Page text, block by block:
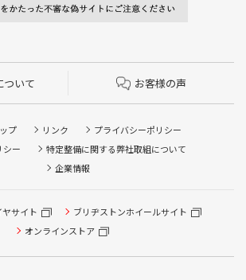
ついて お客様の声
プ リンク
プライバシーポリシー
シー
特定整備に関する弊社取組について
企業情報
サイト
ブリヂストンホイールサイト
オンラインストア
全点検/タイヤ履き替え/オイル交換/その他
約